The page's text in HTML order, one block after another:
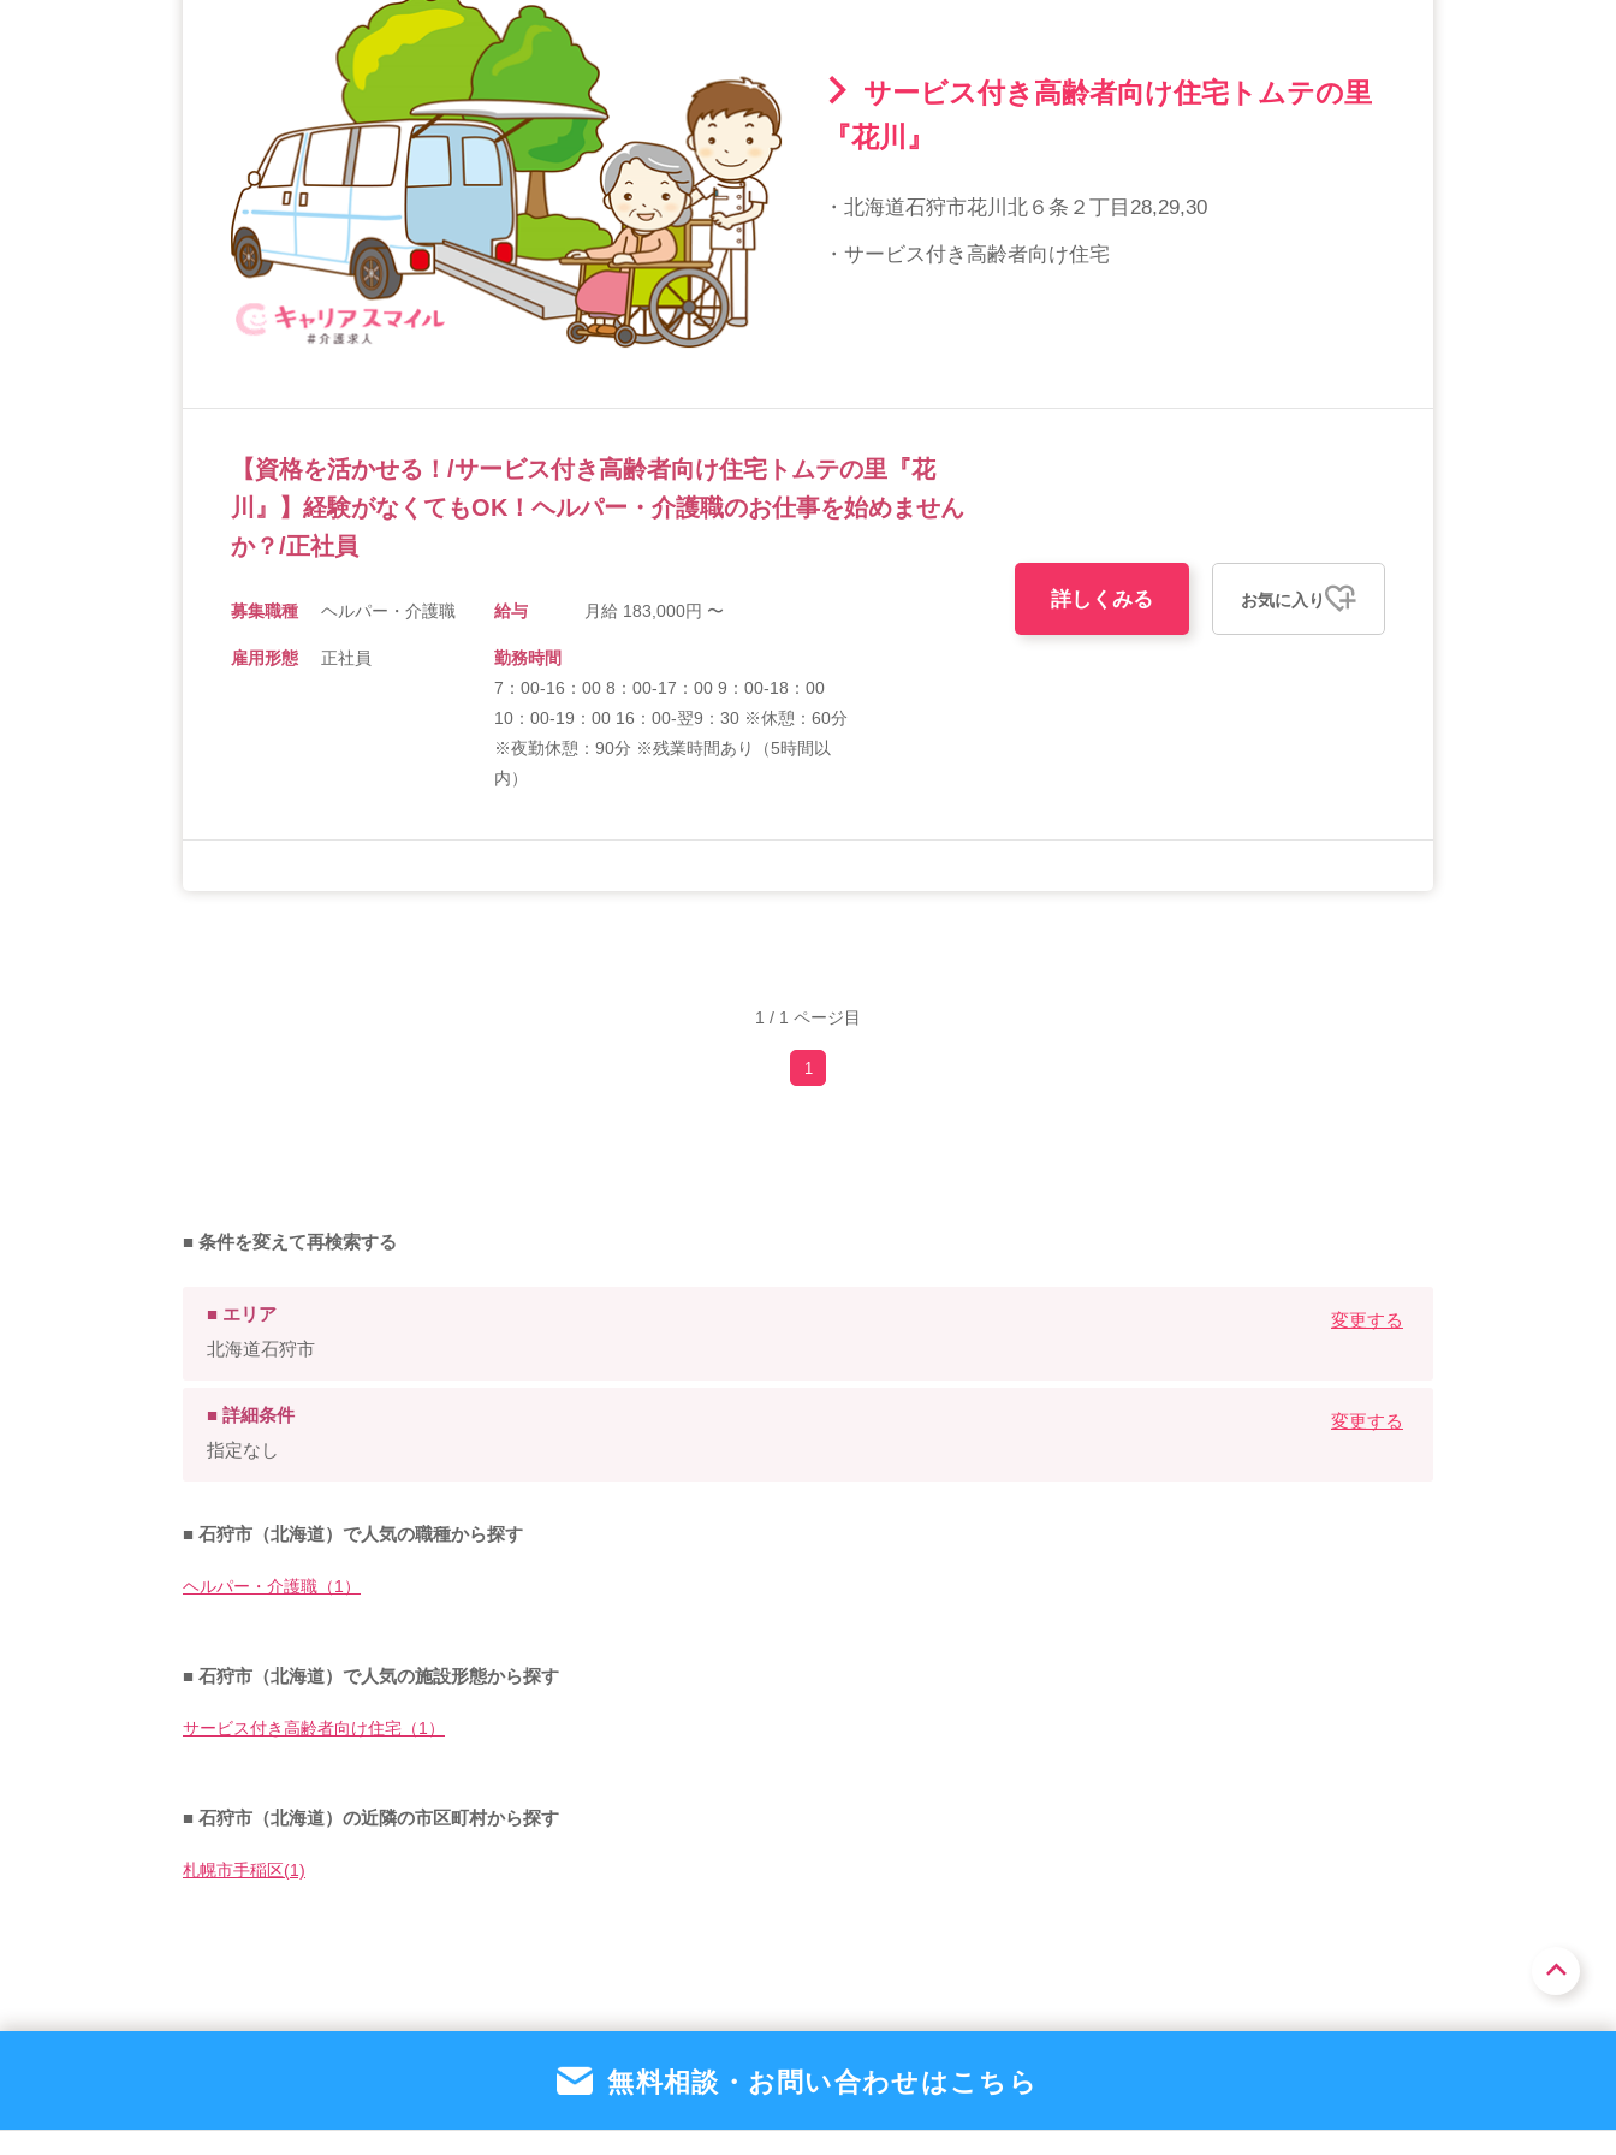
サービス付き高齢者向け住宅トムテの里
『花川』
・北海道石狩市花川北６条２丁目28,29,30
・サービス付き高齢者向け住宅
【資格を活かせる！/サービス付き高齢者向け住宅トムテの里『花
川』】経験がなくてもOK！ヘルパー・介護職のお仕事を始めません
か？/正社員
募集職種 ヘルパー・介護職 給与 月給 183,000円 〜
雇用形態 正社員
勤務時間
7：00‐16：00 8：00‐17：00 9：00‐18：00
10：00‐19：00 16：00‐翌9：30 ※休憩：60分
※夜勤休憩：90分 ※残業時間あり（5時間以
内）
詳しくみる お気に入り
1 / 1 ページ目
1
■ 条件を変えて再検索する
■ エリア
北海道石狩市
変更する
■ 詳細条件
指定なし
変更する
■ 石狩市（北海道）で人気の職種から探す
ヘルパー・介護職（1）
■ 石狩市（北海道）で人気の施設形態から探す
サービス付き高齢者向け住宅（1）
■ 石狩市（北海道）の近隣の市区町村から探す
札幌市手稲区(1)
無料相談・お問い合わせは こちら